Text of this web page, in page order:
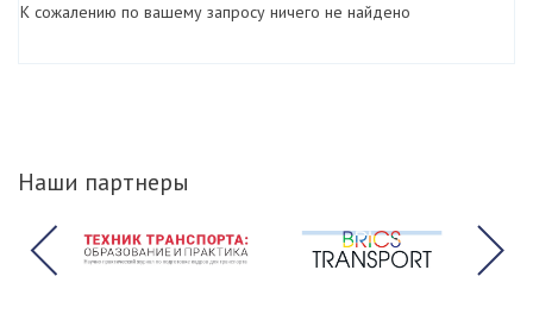
К сожалению по вашему запросу ничего не найдено
Наши партнеры